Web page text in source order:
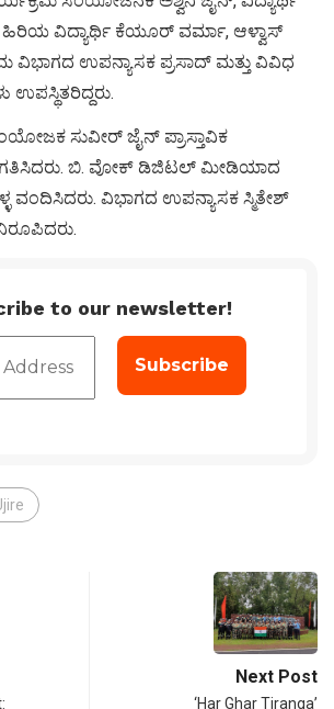
ವಿದ್ಯಾರ್ಥಿ ಕೆಯೂರ್ ವರ್ಮಾ, ಆಳ್ವಾಸ್
ವಿಭಾಗದ ಉಪನ್ಯಾಸಕ ಪ್ರಸಾದ್ ಮತ್ತು ವಿವಿಧ
ಉಪಸ್ಥಿತರಿದ್ದರು.
ಸುವೀರ್ ಜೈನ್ ಪ್ರಾಸ್ತಾವಿಕ
ಬಿ. ವೋಕ್ ಡಿಜಿಟಲ್ ಮೀಡಿಯಾದ
ವಂದಿಸಿದರು. ವಿಭಾಗದ ಉಪನ್ಯಾಸಕ ಸ್ಮಿತೇಶ್
to our newsletter!
Next Post
‘Har Ghar Tiranga’